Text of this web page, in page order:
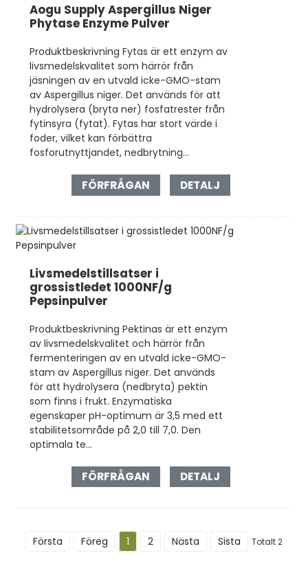
Aogu Supply Aspergillus Niger
Phytase Enzyme Pulver
Produktbeskrivning Fytas är ett enzym av
livsmedelskvalitet som härrör från
jäsningen av en utvald icke-GMO-stam
av Aspergillus niger. Det används för att
hydrolysera (bryta ner) fosfatrester från
fytinsyra (fytat). Fytas har stort värde i
foder, vilket kan förbättra
fosforutnyttjandet, nedbrytning...
FÖRFRÅGAN DETALJ
Livsmedelstillsatser i
grossistledet 1000NF/g
Pepsinpulver
Produktbeskrivning Pektinas är ett enzym
av livsmedelskvalitet och härrör från
fermenteringen av en utvald icke-GMO-
stam av Aspergillus niger. Det används
för att hydrolysera (nedbryta) pektin
som finns i frukt. Enzymatiska
egenskaper pH-optimum är 3,5 med ett
stabilitetsområde på 2,0 till 7,0. Den
optimala te...
FÖRFRÅGAN DETALJ
Första Föreg 1 2 Nästa Sista Totalt 2